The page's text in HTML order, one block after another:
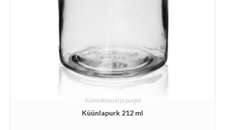
Küünlaklaasid ja purgid
Küünlapurk 212 ml